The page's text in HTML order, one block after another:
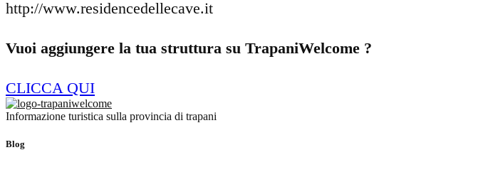
http://www.residencedellecave.it
Vuoi aggiungere la tua struttura su TrapaniWelcome ?
CLICCA QUI
Informazione turistica sulla provincia di trapani
Blog